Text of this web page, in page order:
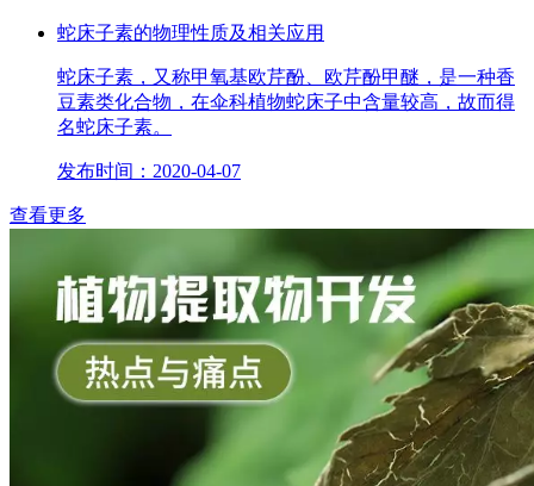
蛇床子素的物理性质及相关应用
蛇床子素，又称甲氧基欧芹酚、欧芹酚甲醚，是一种香
豆素类化合物，在伞科植物蛇床子中含量较高，故而得
名蛇床子素。
发布时间：2020-04-07
查看更多